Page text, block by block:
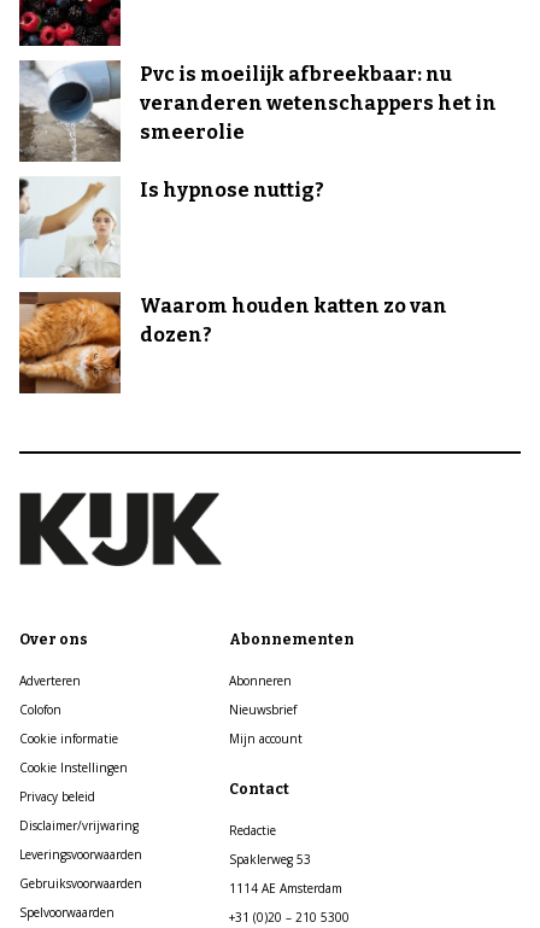
Pvc is moeilijk afbreekbaar: nu
veranderen wetenschappers het in
smeerolie
Is hypnose nuttig?
Waarom houden katten zo van
dozen?
Over ons
Adverteren
Colofon
Cookie informatie
Cookie Instellingen
Privacy beleid
Disclaimer/vrijwaring
Leveringsvoorwaarden
Gebruiksvoorwaarden
Spelvoorwaarden
Abonnementen
Abonneren
Nieuwsbrief
Mijn account
Contact
Redactie
Spaklerweg 53
1114 AE Amsterdam
+31 (0)20 – 210 5300